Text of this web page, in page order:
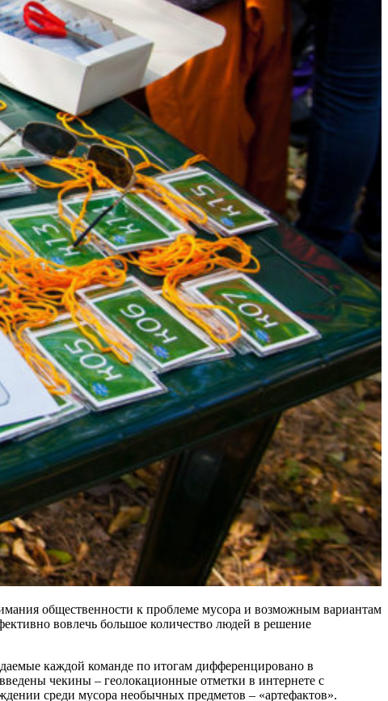
общественности к проблеме мусора и возможным вариантам
вовлечь большое количество людей в решение
каждой команде по итогам дифференцировано в
чекины – геолокационные отметки в интернете с
среди мусора необычных предметов – «артефактов».